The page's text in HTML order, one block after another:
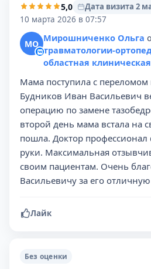
5,0
Дата визита 2
10 марта 2026 в 07:57
МО Мирошниченко Ольга
травматологии-
областная
Мама поступила с
Будников Иван Васильевич
операцию по замене
второй день мама встала на
пошла. Доктор профессионал
руки. Максимальная
своим пациентам. Очень
Васильевичу за его отличную
Лайк
Без оценки